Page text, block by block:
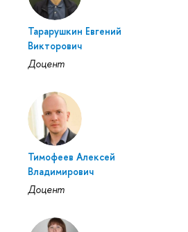
Тарарушкин Евгений
Викторович
Доцент
Тимофеев Алексей
Владимирович
Доцент